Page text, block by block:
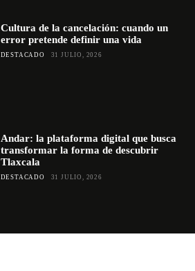
Cultura de la cancelación: cuando un
error pretende definir una vida
DESTACADO 31 JULIO, 2026
Andar: la plataforma digital que busca
transformar la forma de descubrir
Tlaxcala
DESTACADO 31 JULIO, 2026